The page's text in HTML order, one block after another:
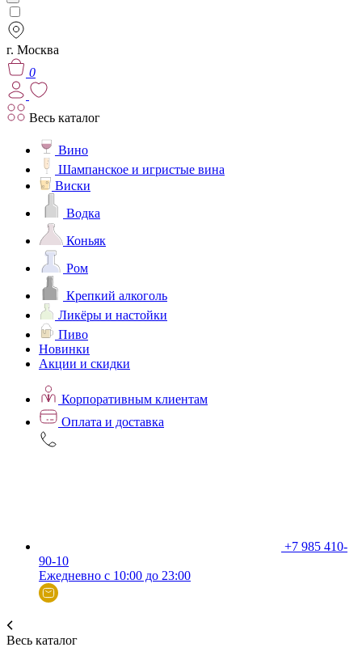
г. Москва
0
Весь каталог
Вино
Шампанское и игристые вина
Виски
Водка
Коньяк
Ром
Крепкий алкоголь
Ликёры и настойки
Пиво
Новинки
Акции и скидки
Корпоративным клиентам
Оплата и доставка
+7 985 410-
90-10
Ежедневно с 10:00 до 23:00
Весь каталог